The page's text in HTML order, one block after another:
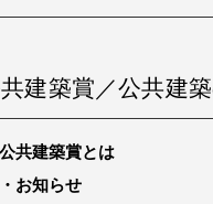
建築賞／公共建
公共建築賞とは
お知らせ